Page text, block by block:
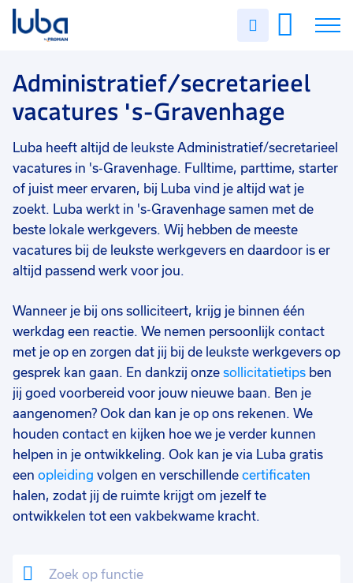
Uren
Vacatures
Over ons
Voor werkgevers
Contact
Administratief/secretarieel
vacatures 's-Gravenhage
Luba heeft altijd de leukste Administratief/secretarieel
vacatures in 's-Gravenhage. Fulltime, parttime, starter
of juist meer ervaren, bij Luba vind je altijd wat je
zoekt. Luba werkt in 's-Gravenhage samen met de
beste lokale werkgevers. Wij hebben de meeste
vacatures bij de leukste werkgevers en daardoor is er
altijd passend werk voor jou.
Wanneer je bij ons solliciteert, krijg je binnen één
werkdag een reactie. We nemen persoonlijk contact
met je op en zorgen dat jij bij de leukste werkgevers op
gesprek kan gaan. En dankzij onze sollicitatietips ben
jij goed voorbereid voor jouw nieuwe baan. Ben je
aangenomen? Ook dan kan je op ons rekenen. We
houden contact en kijken hoe we je verder kunnen
helpen in je ontwikkeling. Ook kan je via Luba gratis
een opleiding volgen en verschillende certificaten
halen, zodat jij de ruimte krijgt om jezelf te
ontwikkelen tot een vakbekwame kracht.
Filter vacatures
Vakgebied 0
Administratief/secretarieel
Opleidingsniveau 0
Soort contract 0
Uitzicht op vast 3
Vast 1
Detacheren
Uren per week 0
25 - 32 uur 3
37 - 40+ uur 2
17 - 24 uur 2